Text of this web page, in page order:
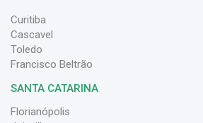
Curitiba
Cascavel
Toledo
Francisco Beltrão
SANTA CATARINA
Florianópolis